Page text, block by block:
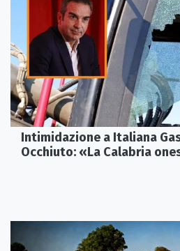
Intimidazione a Italiana
Occhiuto: «La Calabria